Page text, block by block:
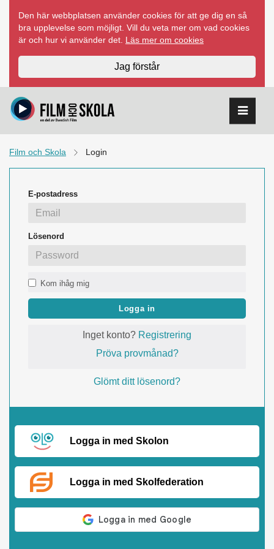
innehåll
Den här webbplatsen använder cookies för att ge dig en så
bra upplevelse som möjligt. Vill du veta mer om vad cookies
är och hur vi använder det. Läs mer om cookies
Jag förstår
Film och Skola Login
E-postadress
Lösenord
Kom ihåg mig
Logga in
Inget konto? Registrering
Pröva provmånad?
Glömt ditt lösenord?
Logga in med Skolon
Logga in med Skolfederation